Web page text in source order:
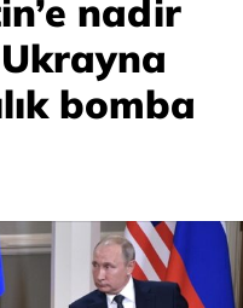
nadir
bomba